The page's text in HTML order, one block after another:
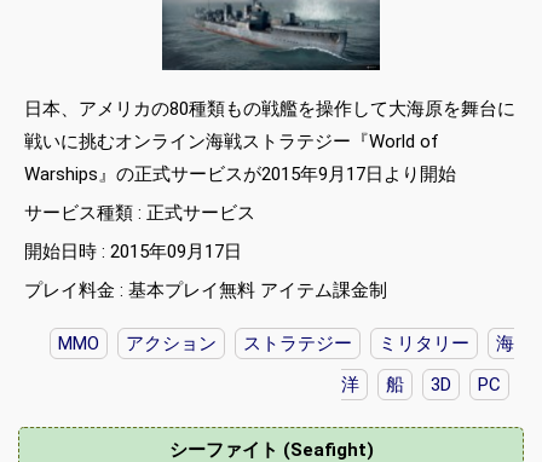
日本、アメリカの80種類もの戦艦を操作して大海原を舞台に
戦いに挑むオンライン海戦ストラテジー『World of
Warships』の正式サービスが2015年9月17日より開始
サービス種類 : 正式サービス
開始日時 : 2015年09月17日
プレイ料金 : 基本プレイ無料 アイテム課金制
MMO アクション ストラテジー ミリタリー
海
洋
船 3D PC
シーファイト (Seafight)